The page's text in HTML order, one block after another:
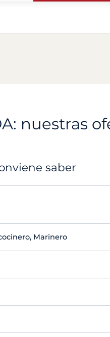
nuestras
saber
Marinero